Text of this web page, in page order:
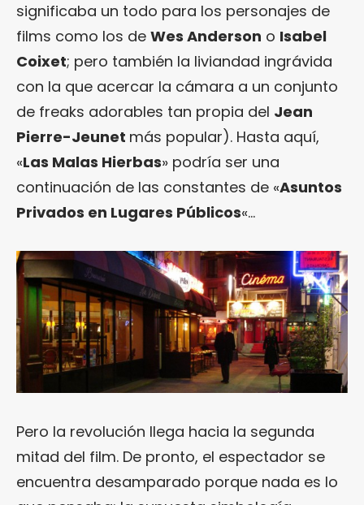
significaba un todo para los personajes de
films como los de Wes Anderson o Isabel
Coixet; pero también la liviandad ingrávida
con la que acercar la cámara a un conjunto
de freaks adorables tan propia del Jean
Pierre-Jeunet más popular). Hasta aquí,
«Las Malas Hierbas» podría ser una
continuación de las constantes de «Asuntos
Privados en Lugares Públicos«…
Pero la revolución llega hacia la segunda
mitad del film. De pronto, el espectador se
encuentra desamparado porque nada es lo